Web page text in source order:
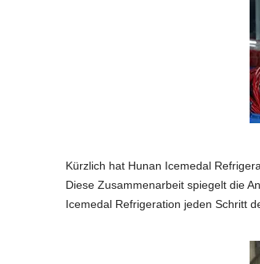
Kürzlich hat Hunan Icemedal
Diese Zusammenarbeit spiegelt die
Icemedal Refrigeration jeden Schritt